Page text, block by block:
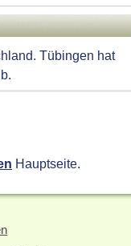
Tübingen hat
Hauptseite.